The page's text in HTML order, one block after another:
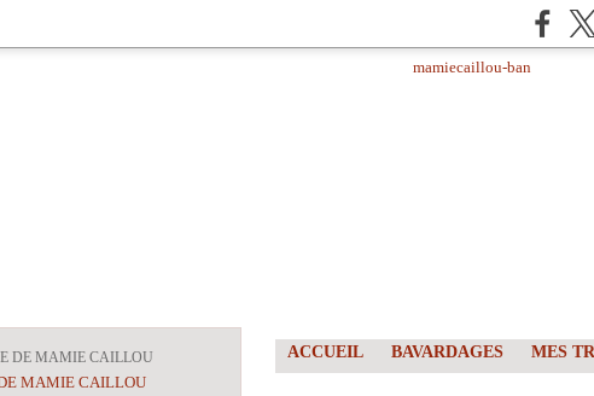
DE MAMIE CAILLOU ACCUEIL BAVARDAGES MES